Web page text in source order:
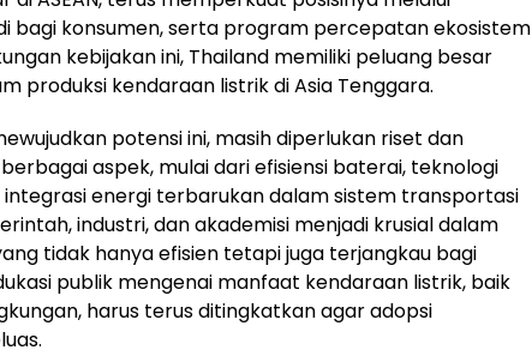
bagi konsumen, serta program percepatan ekosistem
kebijakan ini, Thailand memiliki peluang besar
produksi kendaraan listrik di Asia Tenggara.
potensi ini, masih diperlukan riset dan
aspek, mulai dari efisiensi baterai, teknologi
energi terbarukan dalam sistem transportasi
industri, dan akademisi menjadi krusial dalam
tidak hanya efisien tetapi juga terjangkau bagi
publik mengenai manfaat kendaraan listrik, baik
harus terus ditingkatkan agar adopsi